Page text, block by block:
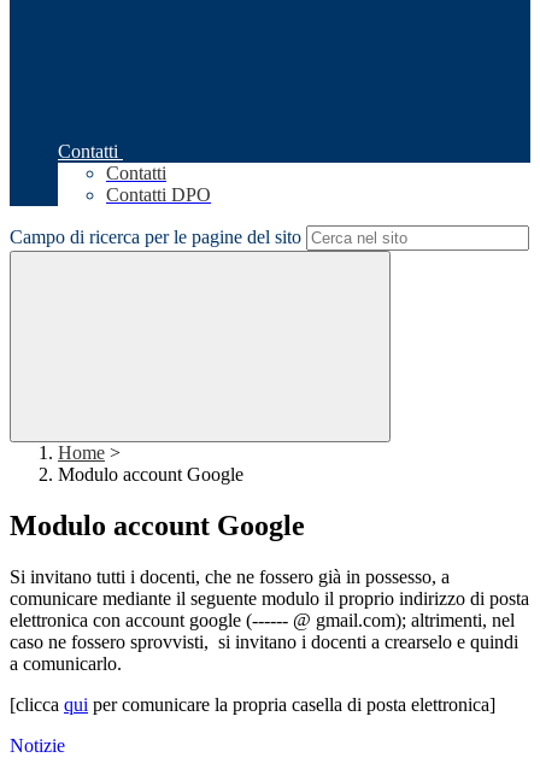
Contatti
Contatti
Contatti DPO
Campo di ricerca per le pagine del sito
Home >
Modulo account Google
Modulo account Google
Si invitano tutti i docenti, che ne fossero già in possesso, a
comunicare mediante il seguente modulo il proprio indirizzo di posta
elettronica con account google (------ @ gmail.com); altrimenti, nel
caso ne fossero sprovvisti, si invitano i docenti a crearselo e quindi
a comunicarlo.
[clicca qui per comunicare la propria casella di posta elettronica]
Notizie